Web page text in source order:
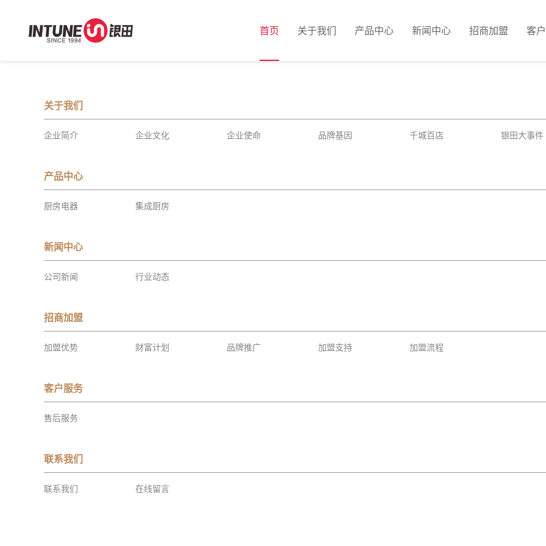
首页 关于我们 产品中心 新闻中心 招商加盟 客
关于我们
企业简介 企业文化 企业使命 品牌基因 千城百店 银田大事件
产品中心
厨房电器 集成厨房
新闻中心
公司新闻 行业动态
招商加盟
加盟优势 财富计划 品牌推广 加盟支持 加盟流程
客户服务
售后服务
联系我们
联系我们 在线留言